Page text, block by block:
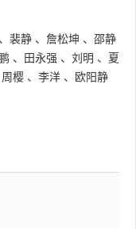
、 裴静 、 詹松坤 、 邵静
、 田永强 、 刘明 、 夏
周樱 、 李洋 、
欧阳静